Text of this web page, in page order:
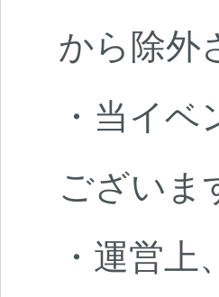
から除外
・当イ
ございま
・運営